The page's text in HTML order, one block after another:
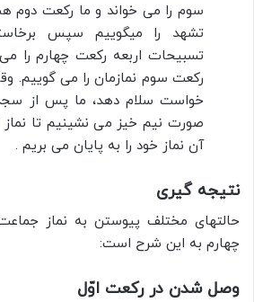
سوم را می خواند و ما رکعت دوم
تشهد را میگوییم سپس
تسبیحات اربعه رکعت چهارم را
رکعت سوم نمازمان را می گوییم.
خواست سلام دهد، ما پس از
صورت نیم خیز می نشینیم تا نماز
آن نماز خود را به پایان می بریم .
نتیجه گیری
حالتهای مختلف پیوستن به نماز
چهارم به این شرح است:
وصل شدن در رکعت اوّل